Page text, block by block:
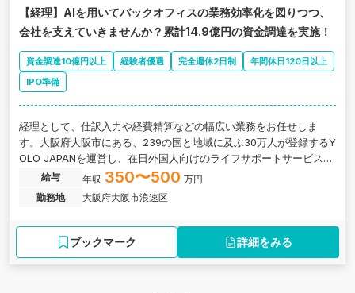
【経理】AIを用いてバックオフィスの業務効率化を図りつつ、
会社を支えていきませんか？累計14.9億円の資金調達を実施！
資金調達10億円以上 経験者優遇 完全週休2日制
年間休日120日以上
IPO準備
経理として、仕訳入力や経費精算などの幅広い業務をお任せしま
す。大阪府大阪市にある、239の国と地域に及ぶ30万人が登録するY
OLO JAPANを運営し、在日外国人向けのライフサポートサービスを
展開するベンチャー企業の求人です。
給与 年収 350〜500 万円
勤務地
大阪府大阪市浪速区
ブックマーク 詳細をみる